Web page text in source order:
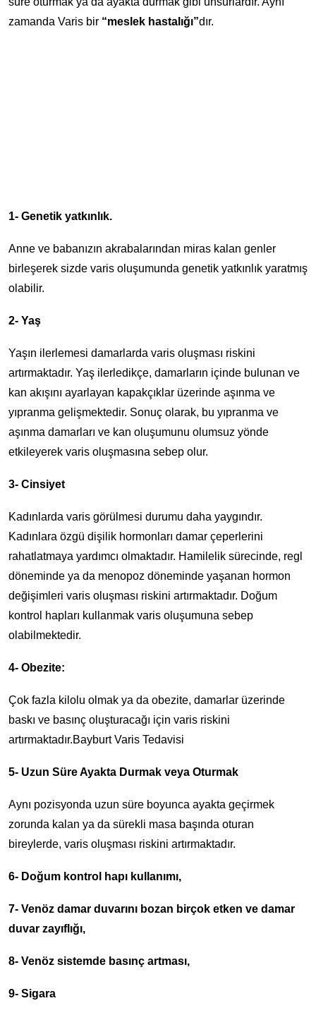
zamanda Varis bir “meslek hastalığı”dır.
1- Genetik yatkınlık.
Anne ve babanızın akrabalarından miras kalan genler
birleşerek sizde varis oluşumunda genetik yatkınlık yaratmış
olabilir.
2- Yaş
Yaşın ilerlemesi damarlarda varis oluşması riskini
artırmaktadır. Yaş ilerledikçe, damarların içinde bulunan ve
kan akışını ayarlayan kapakçıklar üzerinde aşınma ve
yıpranma gelişmektedir. Sonuç olarak, bu yıpranma ve
aşınma damarları ve kan oluşumunu olumsuz yönde
etkileyerek varis oluşmasına sebep olur.
3- Cinsiyet
Kadınlarda varis görülmesi durumu daha yaygındır.
Kadınlara özgü dişilik hormonları damar çeperlerini
rahatlatmaya yardımcı olmaktadır. Hamilelik sürecinde, regl
döneminde ya da menopoz döneminde yaşanan hormon
değişimleri varis oluşması riskini artırmaktadır. Doğum
kontrol hapları kullanmak varis oluşumuna sebep
olabilmektedir.
4- Obezite:
Çok fazla kilolu olmak ya da obezite, damarlar üzerinde
baskı ve basınç oluşturacağı için varis riskini
artırmaktadır.Bayburt Varis Tedavisi
5- Uzun Süre Ayakta Durmak veya Oturmak
Aynı pozisyonda uzun süre boyunca ayakta geçirmek
zorunda kalan ya da sürekli masa başında oturan
bireylerde, varis oluşması riskini artırmaktadır.
6- Doğum kontrol hapı kullanımı,
7- Venöz damar duvarını bozan birçok etken ve damar
duvar zayıflığı,
8- Venöz sistemde basınç artması,
9- Sigara